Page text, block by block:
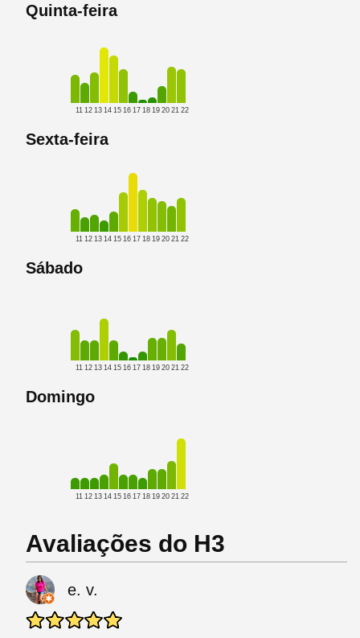
Quinta-feira
11 12 13 14 15 16 17 18 19 20 21 22
Sexta-feira
11 12 13 14 15 16 17 18 19 20 21 22
Sábado
11 12 13 14 15 16 17 18 19 20 21 22
Domingo
11 12 13 14 15 16 17 18 19 20 21 22
Avaliações do H3
e. v.